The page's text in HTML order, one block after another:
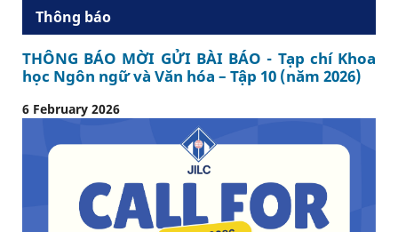
Thông báo
THÔNG BÁO MỜI GỬI BÀI BÁO - Tạp chí Khoa
học Ngôn ngữ và Văn hóa – Tập 10 (năm 2026)
6 February 2026